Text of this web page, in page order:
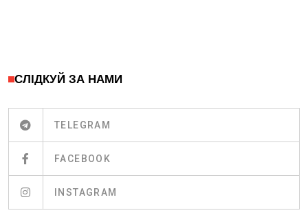
СЛІДКУЙ ЗА НАМИ
TELEGRAM
FACEBOOK
INSTAGRAM